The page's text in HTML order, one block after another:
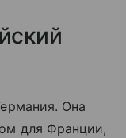
Она
для Франции,